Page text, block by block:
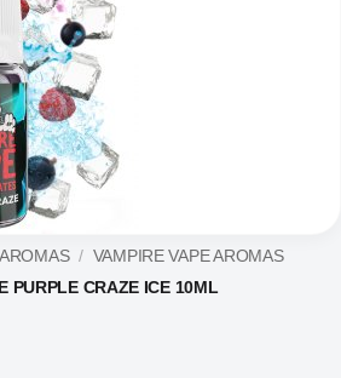
AROMAS / VAMPIRE VAPE AROMAS
PURPLE CRAZE ICE 10ML